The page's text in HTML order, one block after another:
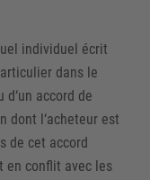
individuel écrit
dans le
d‘un accord de
dont l‘acheteur est
de cet accord
en conflit avec les